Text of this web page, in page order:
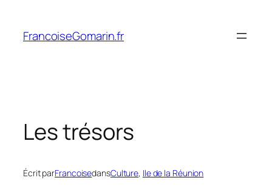
contenu
FrancoiseGomarin.fr
Les trésors
Écrit parFrancoisedansCulture, Ile de la Réunion